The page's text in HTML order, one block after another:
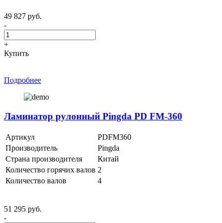
49 827 руб.
-
+
Купить
Подробнее
Ламинатор рулонный Pingda PD FM-360
Артикул
PDFM360
Производитель
Pingda
Страна производителя
Китай
Количество горячих валов 2
Количество валов
4
51 295 руб.
-